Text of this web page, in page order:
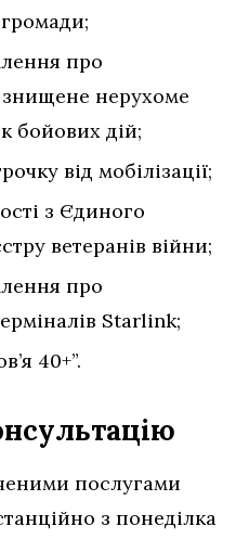
про
нерухоме
бойових дій;
від мобілізації;
з Єдиного
ветеранів війни;
про
Starlink;
40+”.
послугами
з понеділка